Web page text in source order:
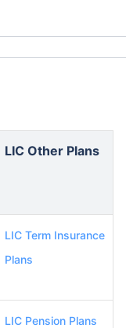
LIC Other Plans
LIC Term Insurance
Plans
LIC Pension Plans